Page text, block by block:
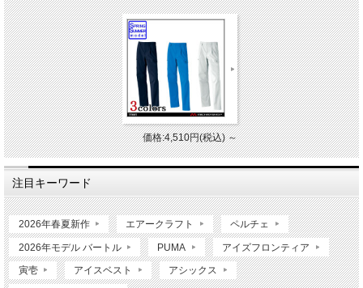
価格:4,510円(税込)～
注目キーワード
2026年春夏新作 エアークラフト ペルチェ
2026年モデル バートル PUMA アイズフロンティア
寅壱 アイスベスト アシックス